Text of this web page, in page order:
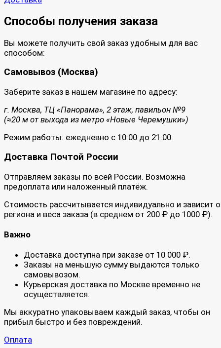
Способы получения заказа
Вы можете получить свой заказ удобным для вас
способом:
Самовывоз (Москва)
Заберите заказ в нашем магазине по адресу:
г. Москва, ТЦ «Панорама», 2 этаж, павильон №9
(≈20 м от выхода из метро «Новые Черемушки»)
Режим работы: ежедневно с 10:00 до 21:00.
Доставка Почтой России
Отправляем заказы по всей России. Возможна
предоплата или наложенный платёж.
Стоимость рассчитывается индивидуально и зависит
региона и веса заказа (в среднем от 200 ₽ до 1000 ₽).
Важно
Доставка доступна при заказе от 10 000 ₽.
Заказы на меньшую сумму выдаются только
самовывозом.
Курьерская доставка по Москве временно не
осуществляется.
Мы аккуратно упаковываем каждый заказ, чтобы он
прибыл быстро и без повреждений.
Оплата